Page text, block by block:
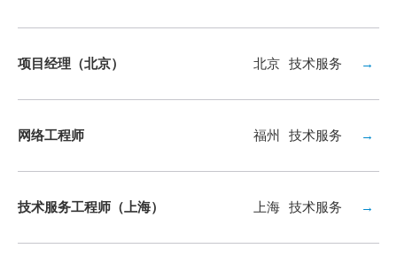
项目经理（北京） 北京 技术服务 →
网络工程师 福州 技术服务 →
技术服务工程师（上海） 上海 技术服务 →